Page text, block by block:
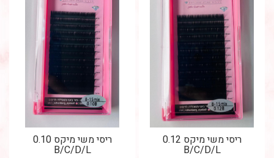
ריסי משי מיקס 0.12
B/C/D/L
ריסי משי מיקס 0.10
B/C/D/L